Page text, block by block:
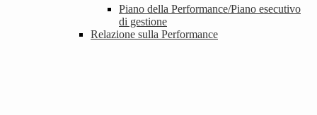
Piano della Performance/Piano esecutivo
di gestione
Relazione sulla Performance